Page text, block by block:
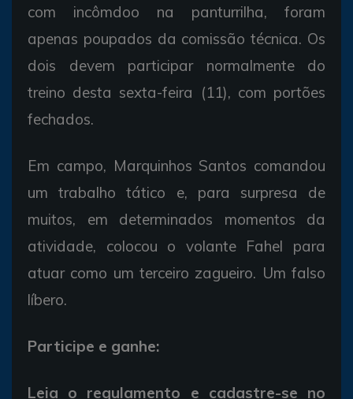
com incômdoo na panturrilha, foram
apenas poupados da comissão técnica. Os
dois devem participar normalmente do
treino desta sexta-feira (11), com portões
fechados.
Em campo, Marquinhos Santos comandou
um trabalho tático e, para surpresa de
muitos, em determinados momentos da
atividade, colocou o volante Fahel para
atuar como um terceiro zagueiro. Um falso
líbero.
Participe e ganhe:
Leia o regulamento e cadastre-se no